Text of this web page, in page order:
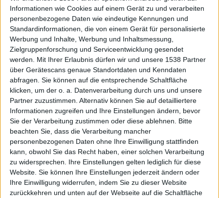
Informationen wie Cookies auf einem Gerät zu und verarbeiten
personenbezogene Daten wie eindeutige Kennungen und
Standardinformationen, die von einem Gerät für personalisierte
Werbung und Inhalte, Werbung und Inhaltsmessung,
Zielgruppenforschung und Serviceentwicklung gesendet
werden.
Mit Ihrer Erlaubnis dürfen wir und unsere 1538 Partner
über Gerätescans genaue Standortdaten und Kenndaten
abfragen. Sie können auf die entsprechende Schaltfläche
klicken, um der o. a. Datenverarbeitung durch uns und unsere
Partner zuzustimmen. Alternativ können Sie auf detailliertere
Informationen zugreifen und Ihre Einstellungen ändern, bevor
Sie der Verarbeitung zustimmen oder diese ablehnen.
Bitte
beachten Sie, dass die Verarbeitung mancher
personenbezogenen Daten ohne Ihre Einwilligung stattfinden
kann, obwohl Sie das Recht haben, einer solchen Verarbeitung
zu widersprechen. Ihre Einstellungen gelten lediglich für diese
Website. Sie können Ihre Einstellungen jederzeit ändern oder
Ihre Einwilligung widerrufen, indem Sie zu dieser Website
zurückkehren und unten auf der Webseite auf die Schaltfläche
Nach der Vernichtung Oda Nobunagas, nehmen die Generäle den Streit um die
Masamune ausfechten, wer der stärkste Samurai ist. Doch dann taucht Toyotomi
Hideyoshi auf.
23:42
Staffel 2, Folge 2: Verlorenes Rechtes Auge
Katakura Kojuro wird beim Versuch Takenaka Hanbeis Geiseln zu beschützen
überwältigt und verschleppt. Währendessen sieht sich Date einem Drei-Fronten-Krieg
gegenüber und die Lage spitzt sich zu.